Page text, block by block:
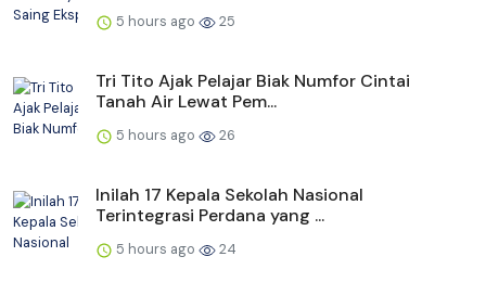
5 hours ago 25
Tri Tito Ajak Pelajar Biak Numfor Cintai
Tanah Air Lewat Pem...
5 hours ago 26
Inilah 17 Kepala Sekolah Nasional
Terintegrasi Perdana yang ...
5 hours ago 24